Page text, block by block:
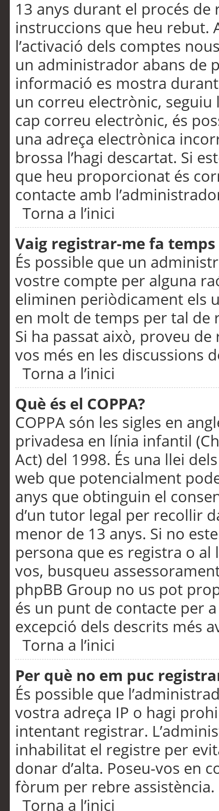
13 anys durant el procés de
instruccions que heu rebut.
l’activació dels comptes
un administrador abans de
informació es mostra
un correu electrònic,
cap correu electrònic, és
una adreça electrònica
brossa l’hagi descartat. Si
que heu proporcionat és
contacte amb
Torna a l’inici
Vaig registrar-me fa
És possible que un
vostre compte per alguna
eliminen periòdicament els
en molt de temps per tal de
Si ha passat això, proveu
vos més en les discussions
Torna a l’inici
Què és el COPPA?
COPPA són les sigles en
privadesa en línia infantil
Act) del 1998. És una llei
web que potencialment
anys que obtinguin el
d’un tutor legal per recollir
menor de 13 anys. Si no
persona que es registra o
vos, busqueu
phpBB Group no us pot
és un punt de contacte per
excepció dels descrits més
Torna a l’inici
Per què no em puc
És possible que
vostra adreça IP o hagi
intentant registrar.
inhabilitat el registre per
donar d’alta. Poseu-vos en
fòrum per rebre assistència.
Torna a l’inici